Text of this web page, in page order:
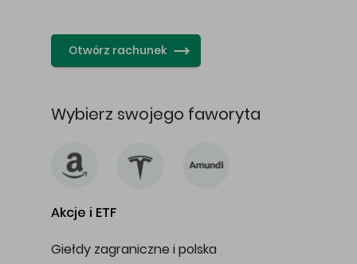
Otwórz rachunek
Wybierz swojego faworyta
Akcje i ETF
Giełdy zagraniczne i polska